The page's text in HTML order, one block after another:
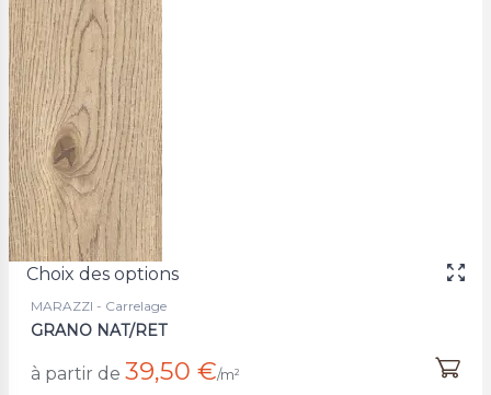
Choix des options
MARAZZI - Carrelage
GRANO NAT/RET
à partir de 39,50 €/m²